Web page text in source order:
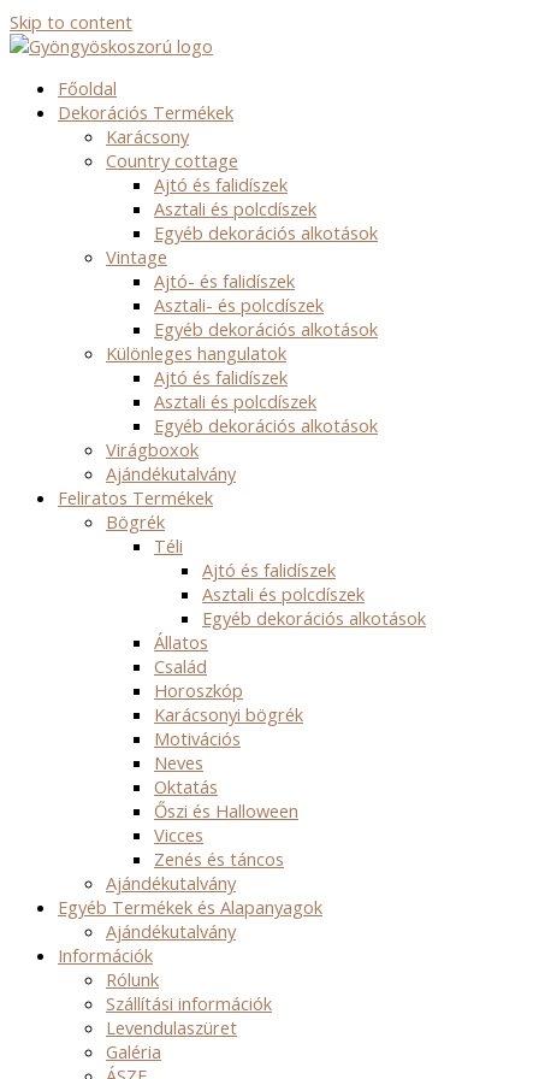
Skip to content
Főoldal
Dekorációs Termékek
Karácsony
Country cottage
Ajtó és falidíszek
Asztali és polcdíszek
Egyéb dekorációs alkotások
Vintage
Ajtó- és falidíszek
Asztali- és polcdíszek
Egyéb dekorációs alkotások
Különleges hangulatok
Ajtó és falidíszek
Asztali és polcdíszek
Egyéb dekorációs alkotások
Virágboxok
Ajándékutalvány
Feliratos Termékek
Bögrék
Téli
Ajtó és falidíszek
Asztali és polcdíszek
Egyéb dekorációs alkotások
Állatos
Család
Horoszkóp
Karácsonyi bögrék
Motivációs
Neves
Oktatás
Őszi és Halloween
Vicces
Zenés és táncos
Ajándékutalvány
Egyéb Termékek és Alapanyagok
Ajándékutalvány
Információk
Rólunk
Szállítási információk
Levendulaszüret
Galéria